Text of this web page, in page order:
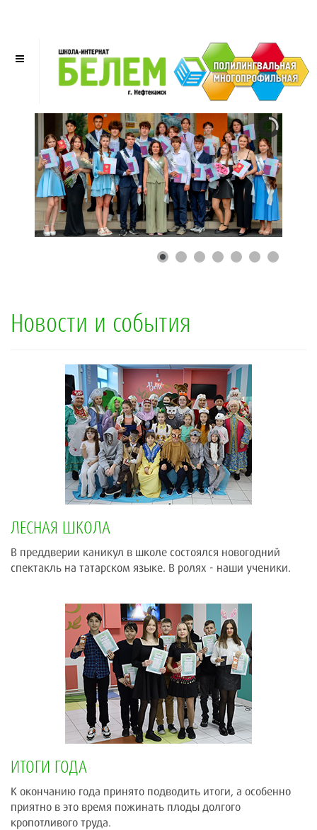
Новости и события
ЛЕСНАЯ ШКОЛА
В преддверии каникул в школе состоялся новогодний
спектакль на татарском языке. В ролях - наши ученики.
ИТОГИ ГОДА
К окончанию года принято подводить итоги, а особенно
приятно в это время пожинать плоды долгого
кропотливого труда.